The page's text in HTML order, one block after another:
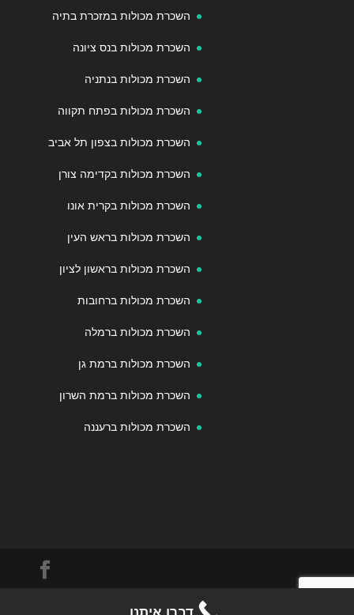
השכרת מכולות במזכרת בתיה
השכרת מכולות בנס ציונה
השכרת מכולות בנתניה
השכרת מכולות בפתח תקווה
השכרת מכולות בצפון תל אביב
השכרת מכולות בקדימה צורן
השכרת מכולות בקרית אונו
השכרת מכולות בראש העין
השכרת מכולות בראשון לציון
השכרת מכולות ברחובות
השכרת מכולות ברמלה
השכרת מכולות ברמת גן
השכרת מכולות ברמת השרון
השכרת מכולות ברעננה
דברו איתנו